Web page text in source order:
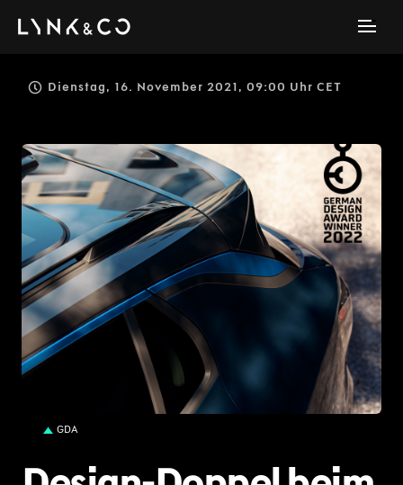
Dienstag, 16. November 2021, 09:00 Uhr CET
GDA